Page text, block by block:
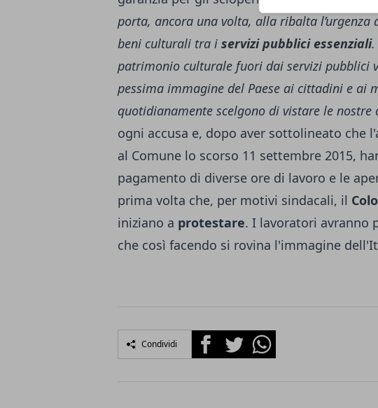
porta, ancora una volta, alla ribalta
beni culturali tra i servizi pubblici essenziali.
patrimonio culturale fuori dai servizi pubblici
pessima immagine del Paese ai cittadini e ai
quotidianamente scelgono di vistare le nostre
ogni accusa e, dopo aver sottolineato che
al Comune lo scorso 11 settembre 2015,
pagamento di diverse ore di lavoro e le
prima volta che, per motivi sindacali, il
iniziano a protestare. I lavoratori avranno
che così facendo si rovina l'immagine
Condividi FacebookTwitterWhatsapp